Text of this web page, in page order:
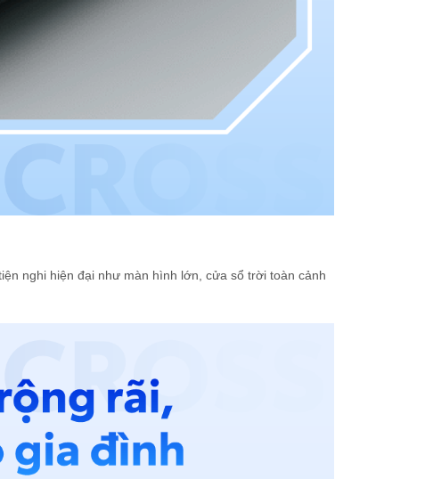
nghi hiện đại như màn hình lớn, cửa sổ trời toàn cảnh